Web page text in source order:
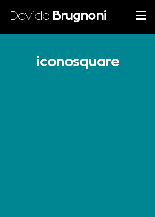
Davide Brugnoni
iconosquare